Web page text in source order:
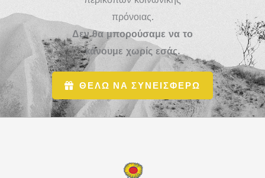
πρόνοιας.
Δεν θα μπορούσαμε να το
κάνουμε χωρίς εσάς.
ΘΕΛΩ ΝΑ ΣΥΝΕΙΣΦΕΡΩ